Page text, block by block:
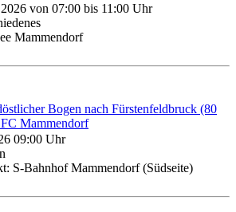
von 07:00 bis 11:00 Uhr
Mammendorf
Bogen nach Fürstenfeldbruck (80
Mammendorf
09:00 Uhr
S-Bahnhof Mammendorf (Südseite)